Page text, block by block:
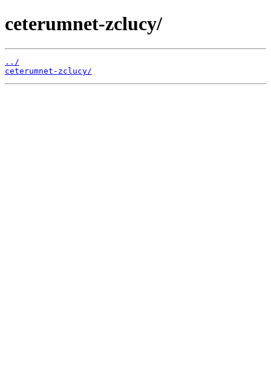
ceterumnet-zclucy/
../
ceterumnet-zclucy/